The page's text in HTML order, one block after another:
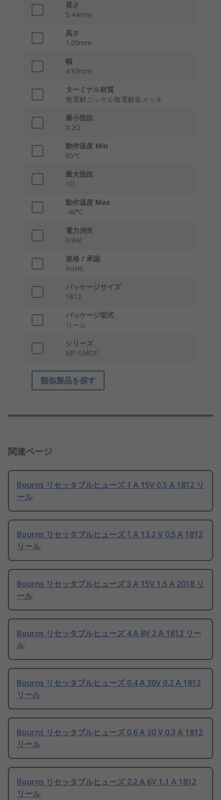
長さ
5.44mm
高さ
1.09mm
幅
4.93mm
ターミナル材質
無電解ニッケル無電解金メッキ
最小抵抗
0.2Ω
動作温度 Min
85°C
最大抵抗
1Ω
動作温度 Max
-40°C
電力消失
0.9W
規格 / 承認
RoHS
パッケージサイズ
1812
パッケージ型式
リール
シリーズ
MF-SMDF
類似製品を探す
関連ページ
Bourns リセッタブルヒューズ 1 A 15V 0.5 A 1812 リ
ール
Bourns リセッタブルヒューズ 1 A 13.2 V 0.5 A 1812
リール
Bourns リセッタブルヒューズ 3 A 15V 1.5 A 2018 リ
ール
Bourns リセッタブルヒューズ 4 A 8V 2 A 1812 リー
ル
Bourns リセッタブルヒューズ 0.4 A 30V 0.2 A 1812
リール
Bourns リセッタブルヒューズ 0.6 A 30 V 0.3 A 1812
リール
Bourns リセッタブルヒューズ 2.2 A 6V 1.1 A 1812
リール